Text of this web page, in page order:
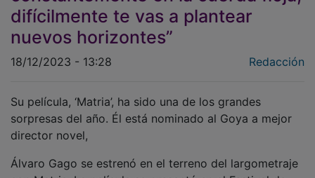
difícilmente te vas a plantear
nuevos horizontes”
sorpresas del año. Él está nominado al Goya a mejor
director novel,
Álvaro Gago se estrenó en el terreno del largometraje
con Matria. La película se presentó en el Festival de